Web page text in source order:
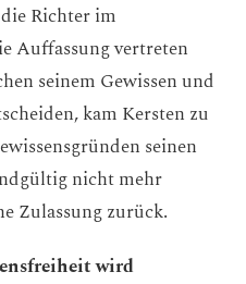
Richter im
Auffassung vertreten
seinem Gewissen und
kam Kersten zu
seinen
nicht mehr
Zulassung zurück.
wird